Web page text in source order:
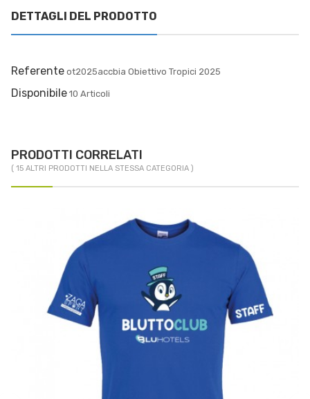
DETTAGLI DEL PRODOTTO
Referente ot2025accbia Obiettivo Tropici 2025
Disponibile 10 Articoli
PRODOTTI CORRELATI
( 15 ALTRI PRODOTTI NELLA STESSA CATEGORIA )